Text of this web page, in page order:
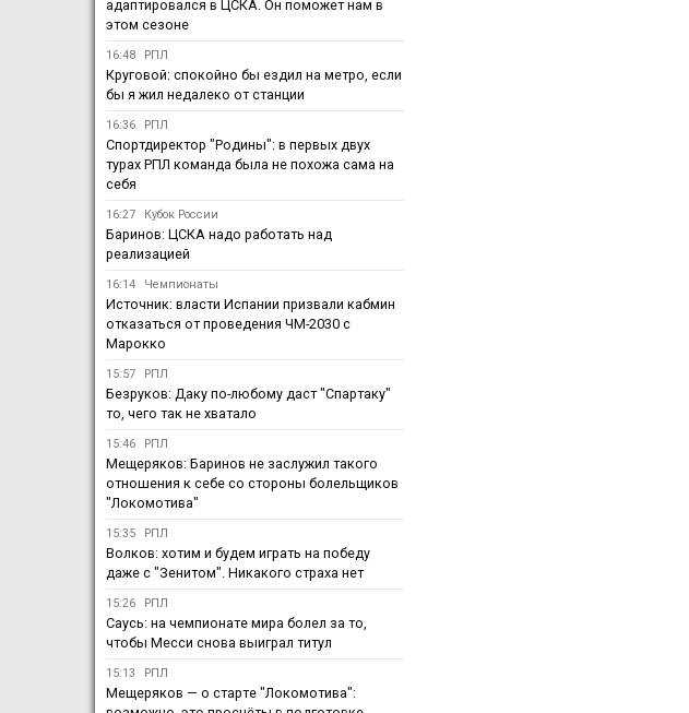
адаптировался в ЦСКА. Он поможет нам в
этом сезоне
16:48 РПЛ
Круговой: спокойно бы ездил на метро, если
бы я жил недалеко от станции
16:36 РПЛ
Спортдиректор "Родины": в первых двух
турах РПЛ команда была не похожа сама на
себя
16:27 Кубок России
Баринов: ЦСКА надо работать над
реализацией
16:14 Чемпионаты
Источник: власти Испании призвали кабмин
отказаться от проведения ЧМ-2030 с
Марокко
15:57 РПЛ
Безруков: Даку по-любому даст "Спартаку"
то, чего так не хватало
15:46 РПЛ
Мещеряков: Баринов не заслужил такого
отношения к себе со стороны болельщиков
"Локомотива"
15:35 РПЛ
Волков: хотим и будем играть на победу
даже с "Зенитом". Никакого страха нет
15:26 РПЛ
Саусь: на чемпионате мира болел за то,
чтобы Месси снова выиграл титул
15:13 РПЛ
Мещеряков — о старте "Локомотива":